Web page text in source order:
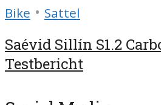
Bike • Sattel
Saévid Sillín S1.2
Testbericht